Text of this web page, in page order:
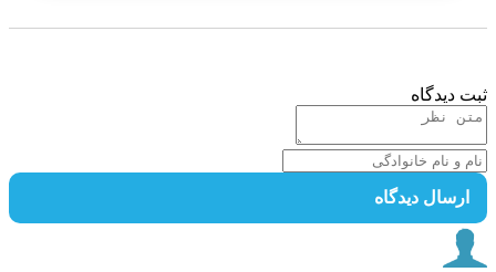
دیدگاه
دیدگاه